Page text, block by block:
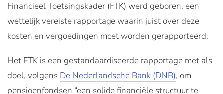
Financieel Toetsingskader (FTK) werd geboren, een
wettelijk vereiste rapportage waarin juist over deze
kosten en vergoedingen moet worden gerapporteerd.
Het FTK is een gestandaardiseerde rapportage met als
doel, volgens De Nederlandsche Bank (DNB), om
pensioenfondsen “een solide financiële structuur te